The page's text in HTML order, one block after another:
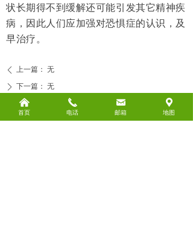
状长期得不到缓解还可能引发其它精神疾
病，因此人们应加强对恐惧症的认识，及
早治疗。
ꄴ 上一篇： 无
ꄲ 下一篇： 无
낀
首页
끅
电话
낂
邮箱
끇
地图